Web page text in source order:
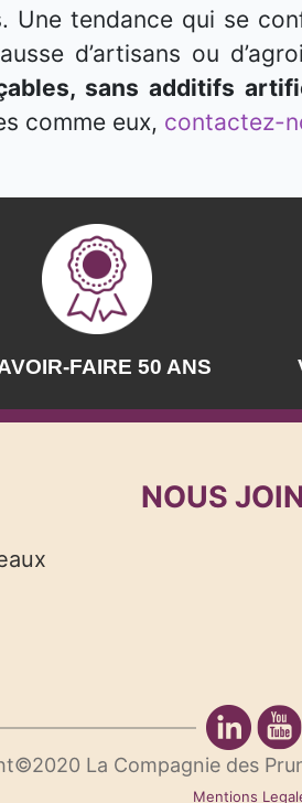
Une tendance qui se
d’artisans ou
sans additifs
comme eux, contactez-
FAIRE 50 ANS
NOUS
La Compagnie des
Mentions